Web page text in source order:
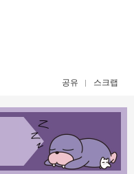
공유 스크랩